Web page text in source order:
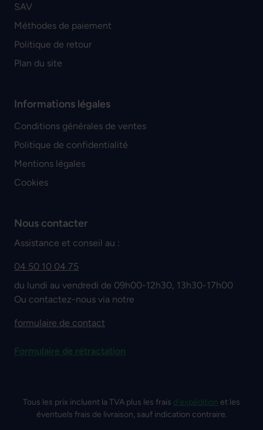
SAV
Méthodes de paiement
Politique de retour
Plan du site
Informations légales
Conditions générales de ventes
Politique de confidentialité
Mentions légales
Cookies
Nous contacter
Assistance et conseil au :
04 50 10 04 75
du lundi au vendredi de 09h00-12h30, 13h30-17h00
Ou contactez-nous via notre
formulaire de contact
Formulaire de rétractation
Tous les prix incluent la TVA plus les frais d'expédition et les
éventuels frais de livraison, sauf indication contraire.